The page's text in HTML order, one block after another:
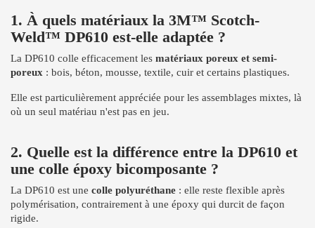
1. À quels matériaux la 3M™ Scotch-
Weld™ DP610 est-elle adaptée ?
La DP610 colle efficacement les matériaux poreux et semi-
poreux : bois, béton, mousse, textile, cuir et certains plastiques.
Elle est particulièrement appréciée pour les assemblages mixtes, là
où un seul matériau n'est pas en jeu.
2. Quelle est la différence entre la DP610 et
une colle époxy bicomposante ?
La DP610 est une colle polyuréthane : elle reste flexible après
polymérisation, contrairement à une époxy qui durcit de façon
rigide.